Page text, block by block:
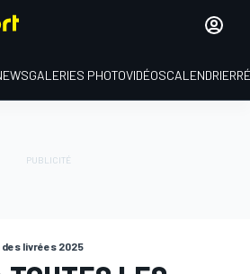
GALERIES PHOTOVIDÉOSCALENDRIER
livrées 2025